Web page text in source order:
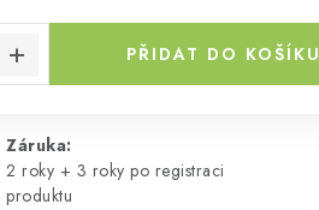
PŘIDAT DO KOŠÍKU
Záruka:
2 roky + 3 roky po registraci
produktu